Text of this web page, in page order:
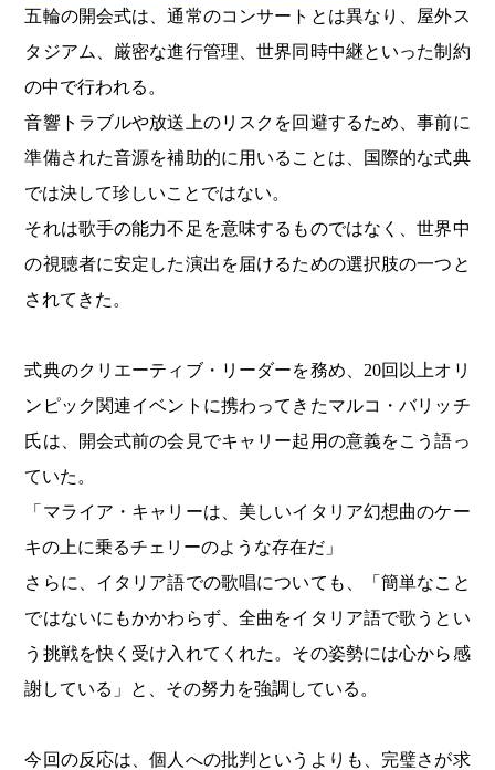
五輪の開会式は、通常のコンサートとは異なり、屋外ス
タジアム、厳密な進行管理、世界同時中継といった制約
の中で行われる。
音響トラブルや放送上のリスクを回避するため、事前に
準備された音源を補助的に用いることは、国際的な式典
では決して珍しいことではない。
それは歌手の能力不足を意味するものではなく、世界中
の視聴者に安定した演出を届けるための選択肢の一つと
されてきた。
式典のクリエーティブ・リーダーを務め、20回以上オリ
ンピック関連イベントに携わってきたマルコ・バリッチ
氏は、開会式前の会見でキャリー起用の意義をこう語っ
ていた。
「マライア・キャリーは、美しいイタリア幻想曲のケー
キの上に乗るチェリーのような存在だ」
さらに、イタリア語での歌唱についても、「簡単なこと
ではないにもかかわらず、全曲をイタリア語で歌うとい
う挑戦を快く受け入れてくれた。その姿勢には心から感
謝している」と、その努力を強調している。
今回の反応は、個人への批判というよりも、完璧さが求